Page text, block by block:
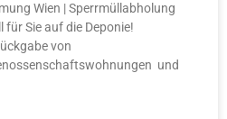
Wien | Sperrmüllabholung
für Sie auf die Deponie!
von
und